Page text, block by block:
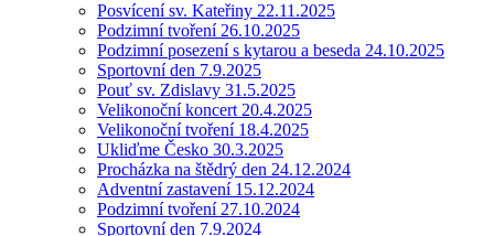
Posvícení sv. Kateřiny 22.11.2025
Podzimní tvoření 26.10.2025
Podzimní posezení s kytarou a beseda 24.10.2025
Sportovní den 7.9.2025
Pouť sv. Zdislavy 31.5.2025
Velikonoční koncert 20.4.2025
Velikonoční tvoření 18.4.2025
Ukliďme Česko 30.3.2025
Procházka na štědrý den 24.12.2024
Adventní zastavení 15.12.2024
Podzimní tvoření 27.10.2024
Sportovní den 7.9.2024